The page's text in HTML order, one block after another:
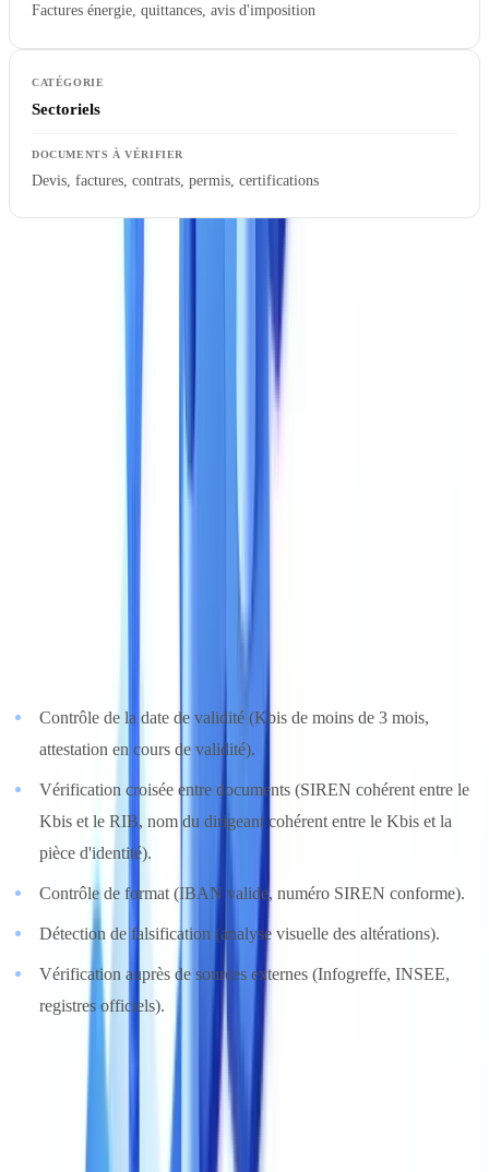
Factures énergie, quittances, avis d'imposition
Sectoriels
Devis, factures, contrats, permis, certifications
Un piège fréquent : la solution annonce prendre en charge un type
document et vérifiez qu'ils correspondent à vos besoins métier.
3. Capacités de vérification et de conformité
L'extraction de données représente seulement 20 % de la valeur
Contrôle de la date de validité (Kbis de moins de 3 mois,
attestation en cours de validité).
Vérification croisée entre documents (SIREN cohérent entre le
Kbis et le RIB, nom du dirigeant cohérent entre le Kbis et la
pièce d'identité).
Contrôle de format (IBAN valide, numéro SIREN conforme).
Détection de falsification (analyse visuelle des altérations).
Vérification auprès de sources externes (Infogreffe, INSEE,
registres officiels).
Les solutions les plus avancées proposent des règles de
paramétrables : vous définissez les contrôles spécifiques à